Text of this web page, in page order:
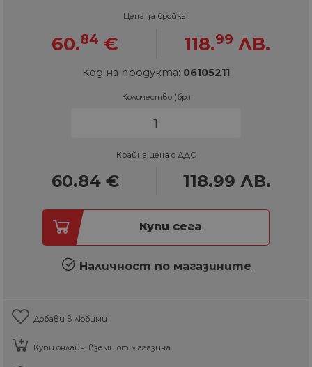
Цена за бройка :
60.84 € 118.99 ЛВ.
Код на продукта: 06105211
Количество (бр.)
Крайна цена с ДДС
60.84 € 118.99 ЛВ.
Купи сега
Наличност по магазините
Добави в любими
Купи онлайн, вземи от магазина